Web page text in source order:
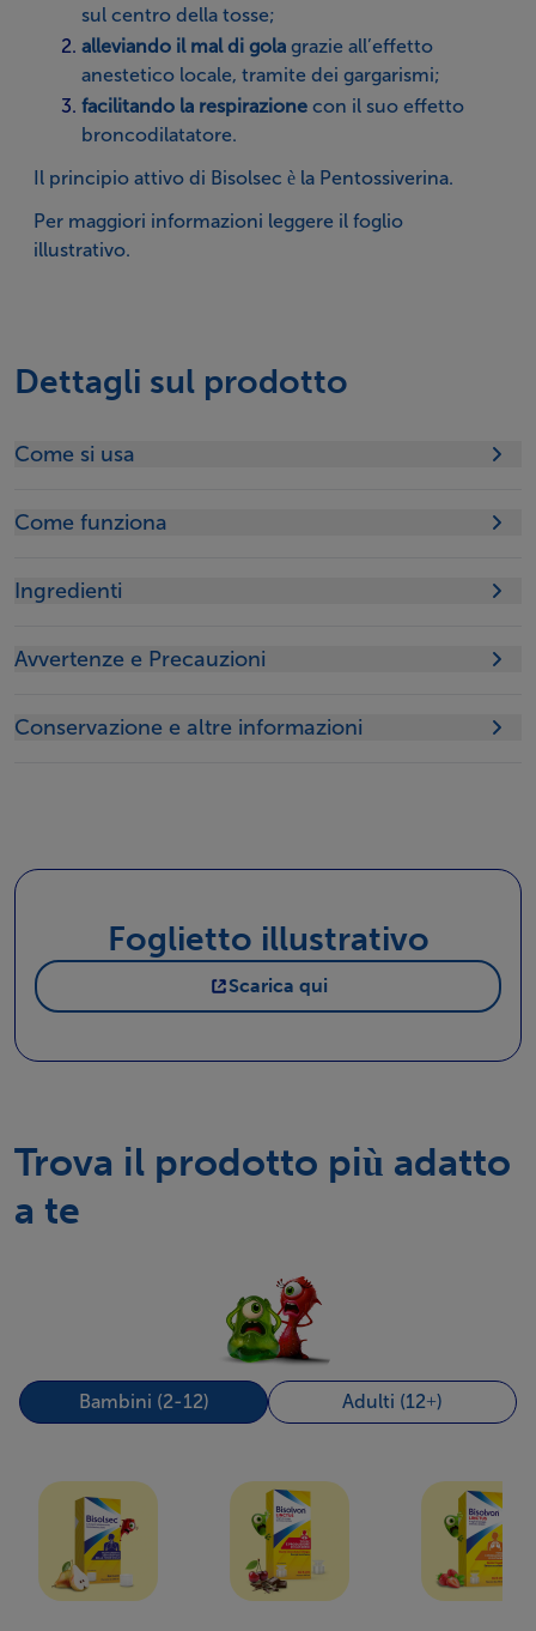
sul centro della tosse;
alleviando il mal di gola grazie all’effetto
anestetico locale, tramite dei gargarismi;
facilitando la respirazione con il suo effetto
broncodilatatore.
Il principio attivo di Bisolsec è la Pentossiverina.
Per maggiori informazioni leggere il foglio
illustrativo.
Dettagli sul prodotto
Come si usa
Come funziona
Ingredienti
Avvertenze e Precauzioni
Conservazione e altre informazioni
Foglietto illustrativo
Scarica qui
Trova il prodotto più adatto
a te
Bambini (2-12) Adulti (12+)